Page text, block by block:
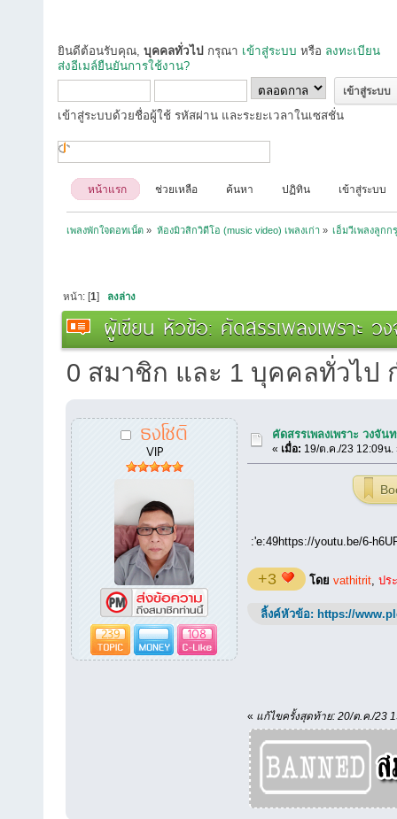
ยินดีต้อนรับคุณ, บุคคลทั่วไป กรุณา เข้าสู่ระบบ หรือ ลงทะเบียน
ส่งอีเมล์ยืนยันการใช้งาน?
เข้าสู่ระบบด้วยชื่อผู้ใช้ รหัสผ่าน และระยะเวลาในเซสชั่น
หน้าแรก ช่วยเหลือ ค้นหา ปฏิทิน เข้าสู่ระบบ
เพลงพักใจดอทเน็ต » ห้องมิวสิกวิดีโอ (music video) เพลงเก่า » เอ็มวีเพลงลูกก
หน้า: [1] ลงล่าง
ผู้เขียน หัวข้อ: คัดสรรเพลงเพราะ
0 สมาชิก และ 1 บุคคลทั่วไป
ธงโชติ
VIP
239 108
คัดสรรเพลงเพราะ วงจั
« เมื่อ: 19/ต.ค./23 12:09น.
:'e:49https://youtu.be/6-
+3 โดย vathitrit, ปร
ลิ้งค์หัวข้อ: https://
« แก้ไขครั้งสุดท้าย: 20/ต.ค./23